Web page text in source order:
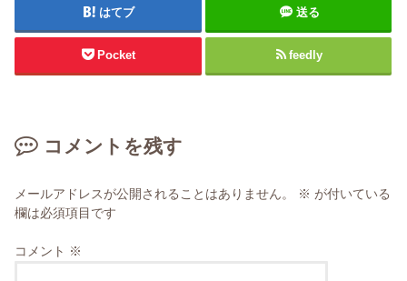
はてブ 送る
Pocket feedly
コメントを残す
メールアドレスが公開されることはありません。 ※ が付いている
欄は必須項目です
コメント ※